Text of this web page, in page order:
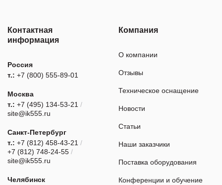
Контактная
информация
Россия
т.: +7 (800) 555-89-01
Москва
т.: +7 (495) 134-53-21 /
site@ik555.ru
Санкт-Петербург
т.: +7 (812) 458-43-21 /
+7 (812) 748-24-55 /
site@ik555.ru
Челябинск
Компания
О компании
Отзывы
Техническое оснащение
Новости
Статьи
Наши заказчики
Поставка оборудования
Конференции и обучение